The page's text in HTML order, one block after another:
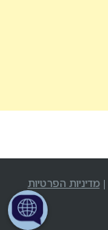
|מדיניות הפרטיות